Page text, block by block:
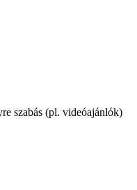
szabás (pl. videóajánlók)